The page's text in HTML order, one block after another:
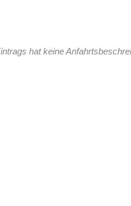
hat keine